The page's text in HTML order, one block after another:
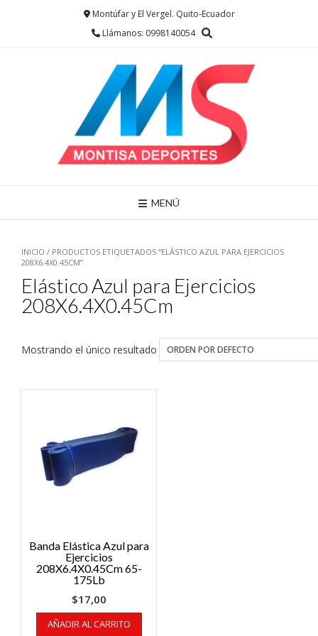
Montúfar y El Vergel. Quito-Ecuador
Llámanos: 0998140054
MENÚ
INICIO / PRODUCTOS ETIQUETADOS “ELÁSTICO AZUL PARA EJERCICIOS
208X6.4X0.45CM”
Elástico Azul para Ejercicios
208X6.4X0.45Cm
Mostrando el único resultado
Banda Elástica Azul para
Ejercicios
208X6.4X0.45Cm 65-
175Lb
$17,00
AÑADIR AL CARRITO